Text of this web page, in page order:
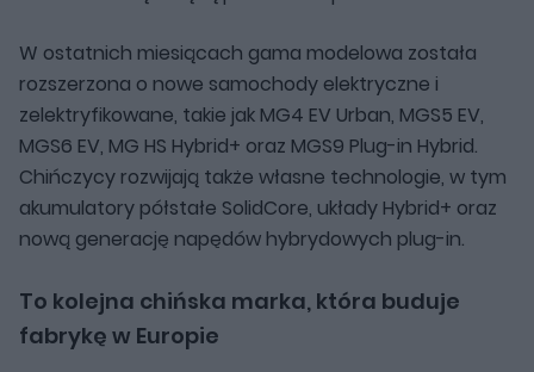
W ostatnich miesiącach gama modelowa została
rozszerzona o nowe samochody elektryczne i
zelektryfikowane, takie jak MG4 EV Urban, MGS5 EV,
MGS6 EV, MG HS Hybrid+ oraz MGS9 Plug-in Hybrid.
Chińczycy rozwijają także własne technologie, w tym
akumulatory półstałe SolidCore, układy Hybrid+ oraz
nową generację napędów hybrydowych plug-in.
To kolejna chińska marka, która buduje
fabrykę w Europie